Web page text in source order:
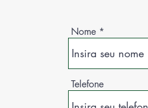
Nome
Telefone